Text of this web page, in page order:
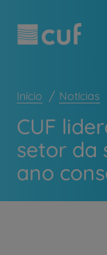
este
inclui
acessibilidade.
para
conteúdo
Grandes
Plano +CUF
My CUF
Clientes e
CUF
Início Notícias
CUF
setor da
ano